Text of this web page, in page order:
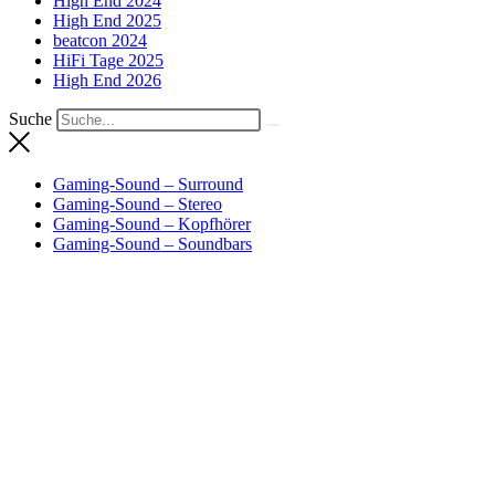
High End 2025
beatcon 2024
HiFi Tage 2025
High End 2026
Suche
Gaming-Sound – Surround
Gaming-Sound – Stereo
Gaming-Sound – Kopfhörer
Gaming-Sound – Soundbars